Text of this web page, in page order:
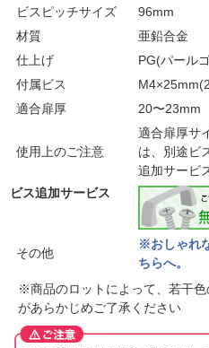
ビスピッチサイズ
96mm
材質
亜鉛合金
仕上げ
PG(パール
付属ビス
適合扉厚
20〜23mm
使用上のご注意
適合扉厚サ
は、別途ビ
追加サービ
ビス追加サービス
その他
※おしゃれ
ちらへ。
※商品のロットによって、若干
があらかじめご了承ください